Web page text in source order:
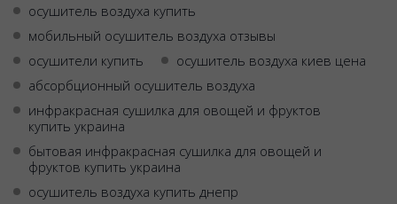
осушитель воздуха купить
мобильный осушитель воздуха отзывы
осушители купить
осушитель воздуха киев цена
абсорбционный осушитель воздуха
инфракрасная сушилка для овощей и фруктов
купить украина
бытовая инфракрасная сушилка для овощей и
фруктов купить украина
осушитель воздуха купить днепр